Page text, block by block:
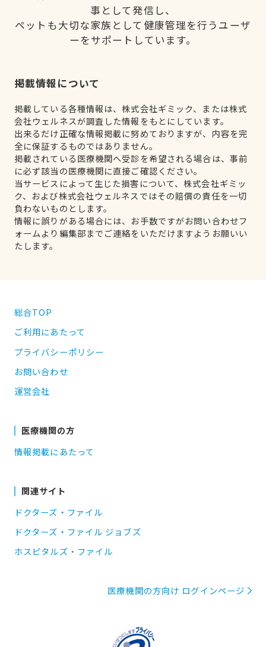
事として発信し、
ペットも大切な家族として健康管理を行うユーザ
ーをサポートしています。
掲載情報について
掲載している各種情報は、株式会社ギミック、または株式
会社ウェルネスが調査した情報をもとにしています。
出来るだけ正確な情報掲載に努めておりますが、内容を完
全に保証するものではありません。
掲載されている医療機関へ受診を希望される場合は、事前
に必ず該当の医療機関に直接ご確認ください。
当サービスによって生じた損害について、株式会社ギミッ
ク、および株式会社ウェルネスではその賠償の責任を一切
負わないものとします。
情報に誤りがある場合には、お手数ですがお問い合わせフ
ォームより編集部までご連絡をいただけますようお願いい
たします。
総合TOP
ご利用にあたって
プライバシーポリシー
お問い合わせ
運営会社
医療機関の方
情報掲載にあたって
関連サイト
ドクターズ・ファイル
ドクターズ・ファイル ジョブズ
ホスピタルズ・ファイル
医療機関の方向け ログインページ